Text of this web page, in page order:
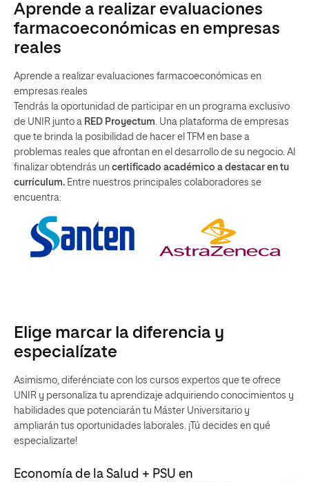
Aprende a realizar evaluaciones
farmacoeconómicas en empresas
reales
Aprende a realizar evaluaciones farmacoeconómicas en
empresas reales
Tendrás la oportunidad de participar en un programa exclusivo
de UNIR junto a RED Proyectum . Una plataforma de empresas
que te brinda la posibilidad de hacer el TFM en base a
problemas reales que afrontan en el desarrollo de su negocio. Al
finalizar obtendrás un certificado académico a destacar en tu
currículum. Entre nuestros principales colaboradores se
encuentra:
Elige marcar la diferencia y
especialízate
Asimismo, diferénciate con los cursos expertos que te ofrece
UNIR y personaliza tu aprendizaje adquiriendo conocimientos y
habilidades que potenciarán tu Máster Universitario y
ampliarán tus oportunidades laborales. ¡Tú decides en qué
especializarte!
Economía de la Salud + PSU en